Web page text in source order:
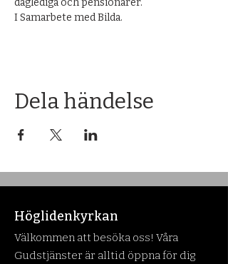
daglediga och pensionärer.
I Samarbete med Bilda.
Dela händelse
Höglidenkyrkan
Välkommen att besöka oss! Våra
Gudstjänster är alltid öppna för dig